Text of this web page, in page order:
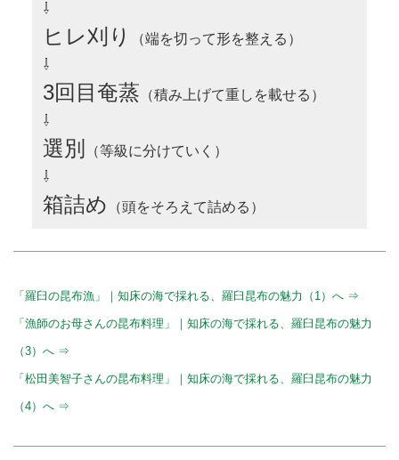
⇩
ヒレ刈り
（端を切って形を整える）
⇩
3回目奄蒸 （積み上げて重しを載せる）
⇩
選別
（等級に分けていく）
⇩
箱詰め （頭をそろえて詰める）
「羅臼の昆布漁」｜知床の海で採れる、羅臼昆布の魅力（1）へ ⇒
「漁師のお母さんの昆布料理」｜知床の海で採れる、羅臼昆布の魅力
（3）へ ⇒
「松田美智子さんの昆布料理」｜知床の海で採れる、羅臼昆布の魅力
（4）へ ⇒